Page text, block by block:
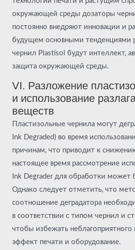
окружающей среды дозаторы
постоянно внедряют инновации и
будущем основными тенденциями
чернил Plastisol будут интеллект,
защита окружающей среды.
VI. Разложение
и использование
веществ
Пластизольные чернила могут
Ink Degraded) во время
причинам, что приводит к
настоящее время рассмотрение
Ink Degrader для обработки может
Однако следует отметить, что
соотношение деградатора
в соответствии с типом чернил и
чтобы избежать неблагоприятного
эффект печати и оборудование.